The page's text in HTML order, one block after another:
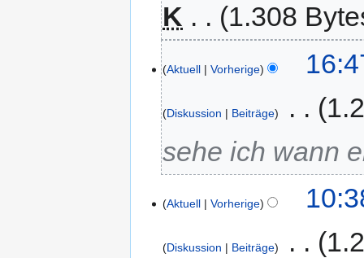
K
1.308
Aktuell Vorherige
Diskussion Beiträge
sehe ich wann
Aktuell Vorherige
Diskussion Beiträge